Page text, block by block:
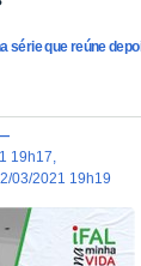
série que reúne
19h17
03/2021 19h19